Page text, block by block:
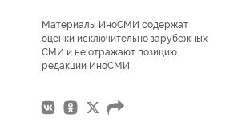
Материалы ИноСМИ содержат
оценки исключительно зарубежных
СМИ и не отражают позицию
редакции ИноСМИ